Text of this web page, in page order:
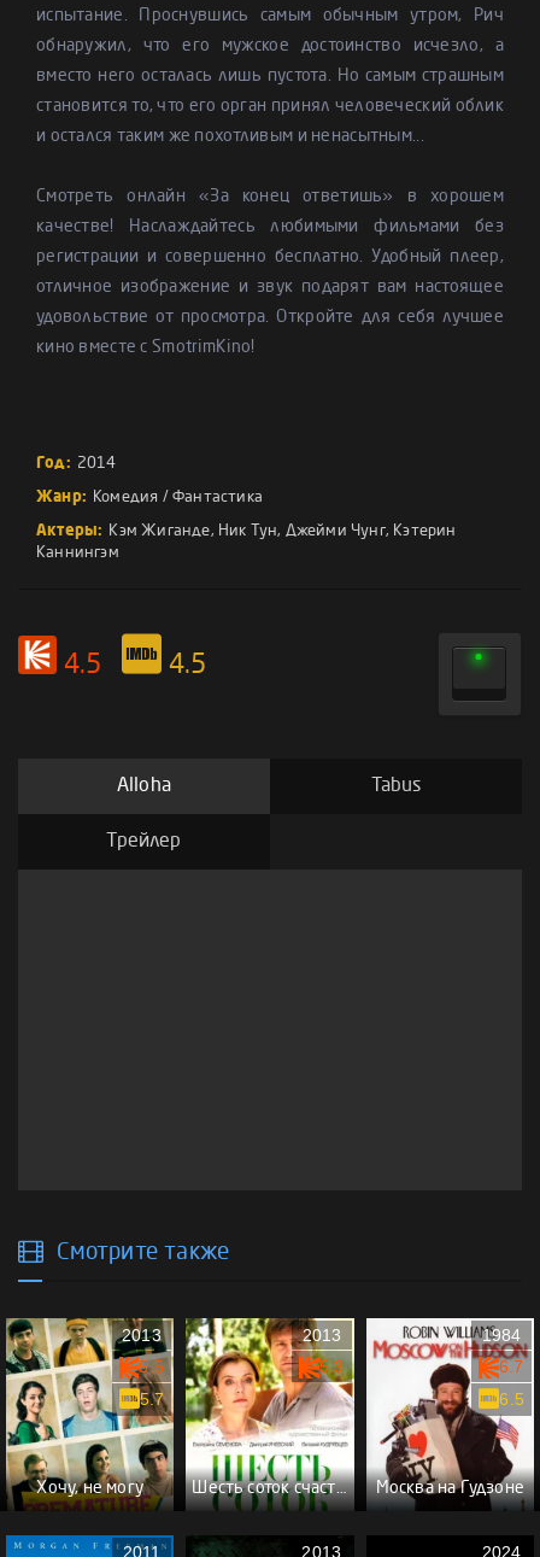
испытание. Проснувшись самым обычным утром, Рич
обнаружил, что его мужское достоинство исчезло, а
вместо него осталась лишь пустота. Но самым страшным
становится то, что его орган принял человеческий облик
и остался таким же похотливым и ненасытным...
Смотреть онлайн «За конец ответишь» в хорошем
качестве! Наслаждайтесь любимыми фильмами без
регистрации и совершенно бесплатно. Удобный плеер,
отличное изображение и звук подарят вам настоящее
удовольствие от просмотра. Откройте для себя лучшее
кино вместе с SmotrimKino!
Год: 2014
Жанр: Комедия / Фантастика
Актеры: Кэм Жиганде, Ник Тун, Джейми Чунг, Кэтерин
Каннингэм
4.5 4.5
Alloha Tabus
Трейлер
Смотрите также
Хочу, не могу
2013
5.5
5.7
Шесть соток счастья
2013
5.3
Москва на Гудзоне
1984
6.7
6.5
2011 2013 2024